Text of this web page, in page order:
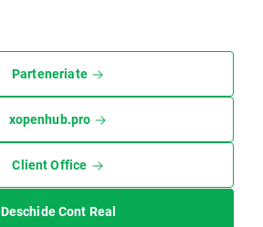
Parteneriate
xopenhub.pro
Client Office
Deschide Cont Real